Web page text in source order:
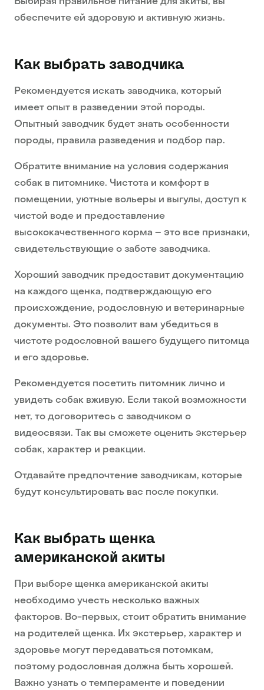
обеспечите ей здоровую и активную жизнь.
Как выбрать заводчика
Рекомендуется искать заводчика, который
имеет опыт в разведении этой породы.
Опытный заводчик будет знать особенности
породы, правила разведения и подбор пар.
Обратите внимание на условия содержания
собак в питомнике. Чистота и комфорт в
помещении, уютные вольеры и выгулы, доступ к
чистой воде и предоставление
высококачественного корма – это все признаки,
свидетельствующие о заботе заводчика.
Хороший заводчик предоставит документацию
на каждого щенка, подтверждающую его
происхождение, родословную и ветеринарные
документы. Это позволит вам убедиться в
чистоте родословной вашего будущего питомца
и его здоровье.
Рекомендуется посетить питомник лично и
увидеть собак вживую. Если такой возможности
нет, то договоритесь с заводчиком о
видеосвязи. Так вы сможете оценить экстерьер
собак, характер и реакции.
Отдавайте предпочтение заводчикам, которые
будут консультировать вас после покупки.
Как выбрать щенка
американской акиты
При выборе щенка американской акиты
необходимо учесть несколько важных
факторов. Во-первых, стоит обратить внимание
на родителей щенка. Их экстерьер, характер и
здоровье могут передаваться потомкам,
поэтому родословная должна быть хорошей.
Важно узнать о темпераменте и поведении